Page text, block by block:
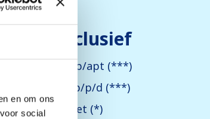
en om ons
social
Exclusief
ca. €500 p/apt (***)
ca. €1,50 p/p/p/d (***)
ca. €15 p/set (*)